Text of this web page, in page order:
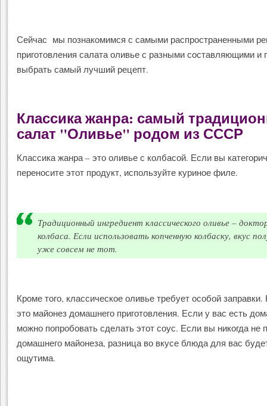
Сейчас мы познакомимся с самыми распространенными
приготовления салата оливье с разными составляющими и
выбрать самый лучший рецепт.
Классика жанра: самый
салат "Оливье" родом из СССР
Классика жанра – это оливье с колбасой. Если вы
переносите этот продукт, используйте куриное филе.
Традиционный ингредиент классического оливье –
колбаса. Если использовать копченную колбаску, вкус
уже совсем не тот.
Кроме того, классическое оливье требует особой заправки.
это майонез домашнего приготовления. Если у вас есть
можно попробовать сделать этот соус. Если вы никогда не
домашнего майонеза, разница во вкусе блюда для вас
ощутима.